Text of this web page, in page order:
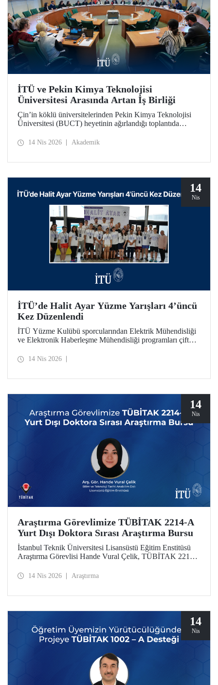
İTÜ ve Pekin Kimya Teknolojisi
Üniversitesi Arasında Artan İş Birliği
Çin’in köklü üniversitelerinden Pekin Kimya Teknolojisi
Üniversitesi (BUCT) heyetinin ağırlandığı toplantıda
imzalandı.
14 Nis 2026 Akademik
14
Nis
İTÜ’de Halit Ayar Yüzme Yarışları 4’üncü
Kez Düzenlendi
İTÜ Yüzme Kulübü sporcularından Elektrik Mühendisliği
ve Elektronik Haberleşme Mühendisliği programları çift
üniversitemiz tarafından düzenlenen yüzme yarışlarının
14 Nis 2026
14
Nis
Araştırma Görevlimize TÜBİTAK 2214-A
Yurt Dışı Doktora Sırası Araştırma Bursu
İstanbul Teknik Üniversitesi Lisansüstü Eğitim Enstitüsü
Araştırma Görevlisi Hande Vural Çelik, TÜBİTAK 2214-
desteklenmeye hak kazandı.
14 Nis 2026 Araştırma
14
Nis